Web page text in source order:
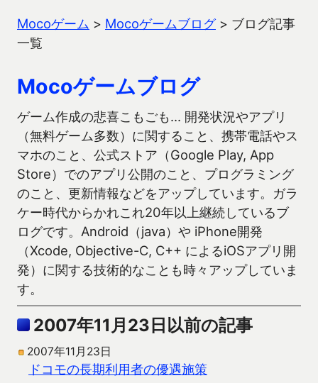
Mocoゲーム > Mocoゲームブログ> ブログ記事
一覧
Mocoゲームブログ
ゲーム作成の悲喜こもごも… 開発状況やアプリ
（無料ゲーム多数）に関すること、携帯電話やス
マホのこと、公式ストア（Google Play, App
Store）でのアプリ公開のこと、プログラミング
のこと、更新情報などをアップしています。ガラ
ケー時代からかれこれ20年以上継続しているブ
ログです。Android（java）や iPhone開発
（Xcode, Objective-C, C++ によるiOSアプリ開
発）に関する技術的なことも時々アップしていま
す。
2007年11月23日以前の記事
2007年11月23日
ドコモの長期利用者の優遇施策